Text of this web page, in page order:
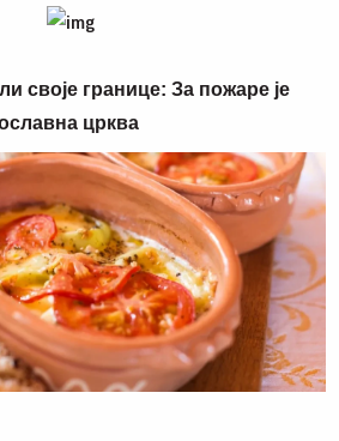
своје границе: За пожаре је
црква